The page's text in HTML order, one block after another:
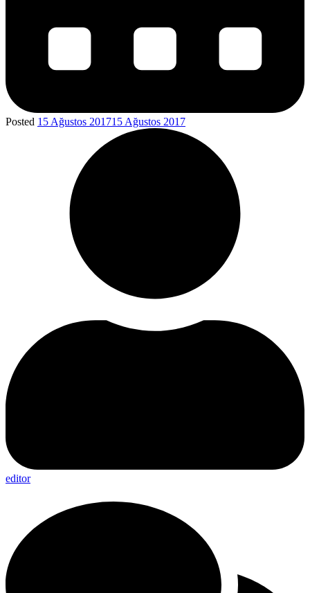
Posted 15 Ağustos 201715 Ağustos 2017
editor